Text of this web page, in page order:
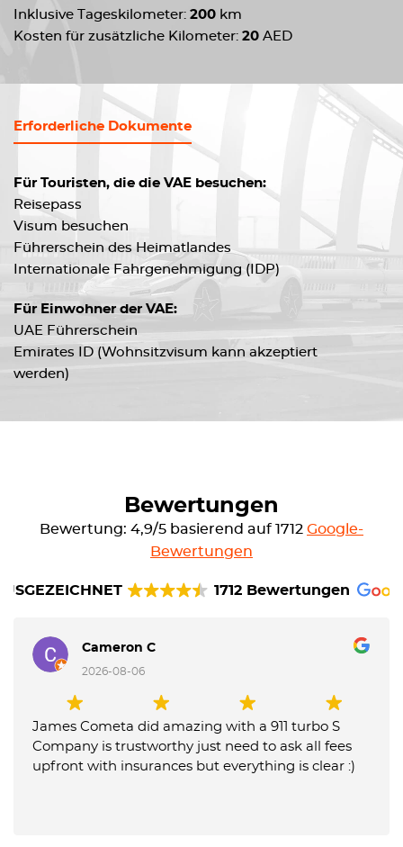
Inklusive Tageskilometer: 200 km
Kosten für zusätzliche Kilometer: 20 AED
Erforderliche Dokumente
Für Touristen, die die VAE besuchen:
Reisepass
Visum besuchen
Führerschein des Heimatlandes
Internationale Fahrgenehmigung (IDP)
Für Einwohner der VAE:
UAE Führerschein
Emirates ID (Wohnsitzvisum kann akzeptiert
werden)
Bewertungen
Bewertung: 4,9/5 basierend auf 1712 Google-
Bewertungen
1712 Bewertungen
Cameron C
2026-08-06
James Cometa did amazing with a 911 turbo S
Company is trustworthy just need to ask all fees
upfront with insurances but everything is clear :)